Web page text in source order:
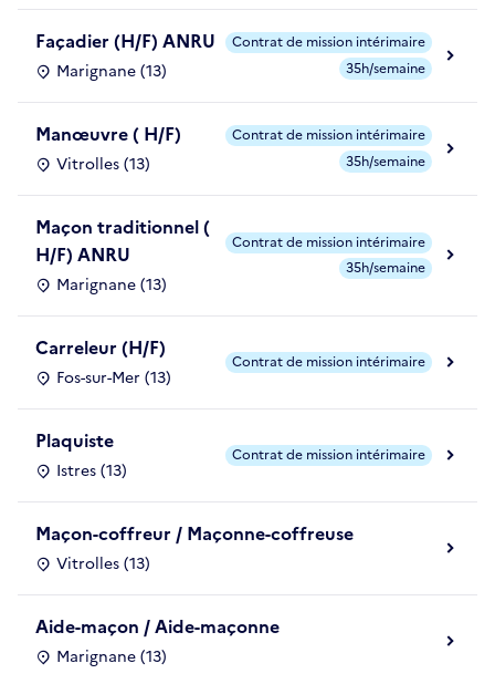
Façadier (H/F) ANRU
Marignane (13)
Contrat de mission intérimaire
35h/semaine
Manœuvre ( H/F)
Vitrolles (13)
Contrat de mission intérimaire
35h/semaine
Maçon traditionnel (
H/F) ANRU
Marignane (13)
Contrat de mission intérimaire
35h/semaine
Carreleur (H/F)
Fos-sur-Mer (13)
Contrat de mission intérimaire
Plaquiste
Istres (13)
Contrat de mission intérimaire
Maçon-coffreur / Maçonne-coffreuse
Vitrolles (13)
Aide-maçon / Aide-maçonne
Marignane (13)